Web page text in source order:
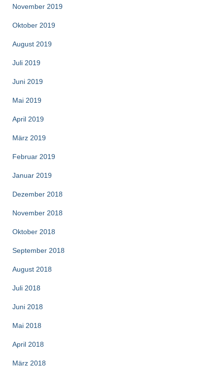
November 2019
Oktober 2019
August 2019
Juli 2019
Juni 2019
Mai 2019
April 2019
März 2019
Februar 2019
Januar 2019
Dezember 2018
November 2018
Oktober 2018
September 2018
August 2018
Juli 2018
Juni 2018
Mai 2018
April 2018
März 2018